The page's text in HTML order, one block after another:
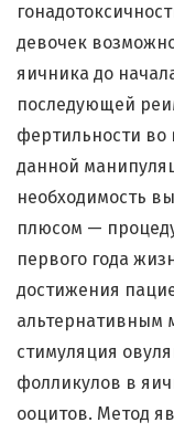
девочек
яичника до
последующей
фертильности во
данной
необходимость
плюсом —
первого года
достижения
альтернативным
стимуляция
фолликулов в
ооцитов. Метод